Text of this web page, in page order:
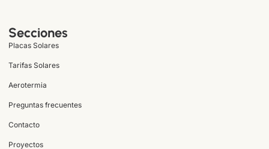
Secciones
Placas Solares
Tarifas Solares
Aerotermia
Preguntas frecuentes
Contacto
Proyectos